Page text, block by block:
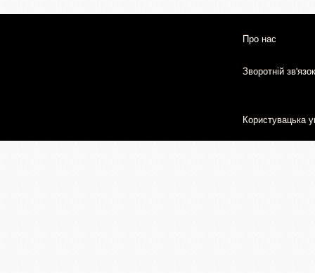
Про нас
Зворотній зв'язок
Користувацька